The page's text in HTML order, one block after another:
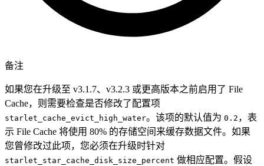
备注
如果您在升级至 v3.1.7、v3.2.3 或更高版本之前启用了 File
Cache，则需要检查是否修改了配置项
starlet_cache_evict_high_water。该项的默认值为 0.2 ，表
示 File Cache 将使用 80% 的存储空间来缓存数据文件。如果
您曾修改过此项，您必须在升级时针对
starlet_star_cache_disk_size_percent 做相应配置。假设